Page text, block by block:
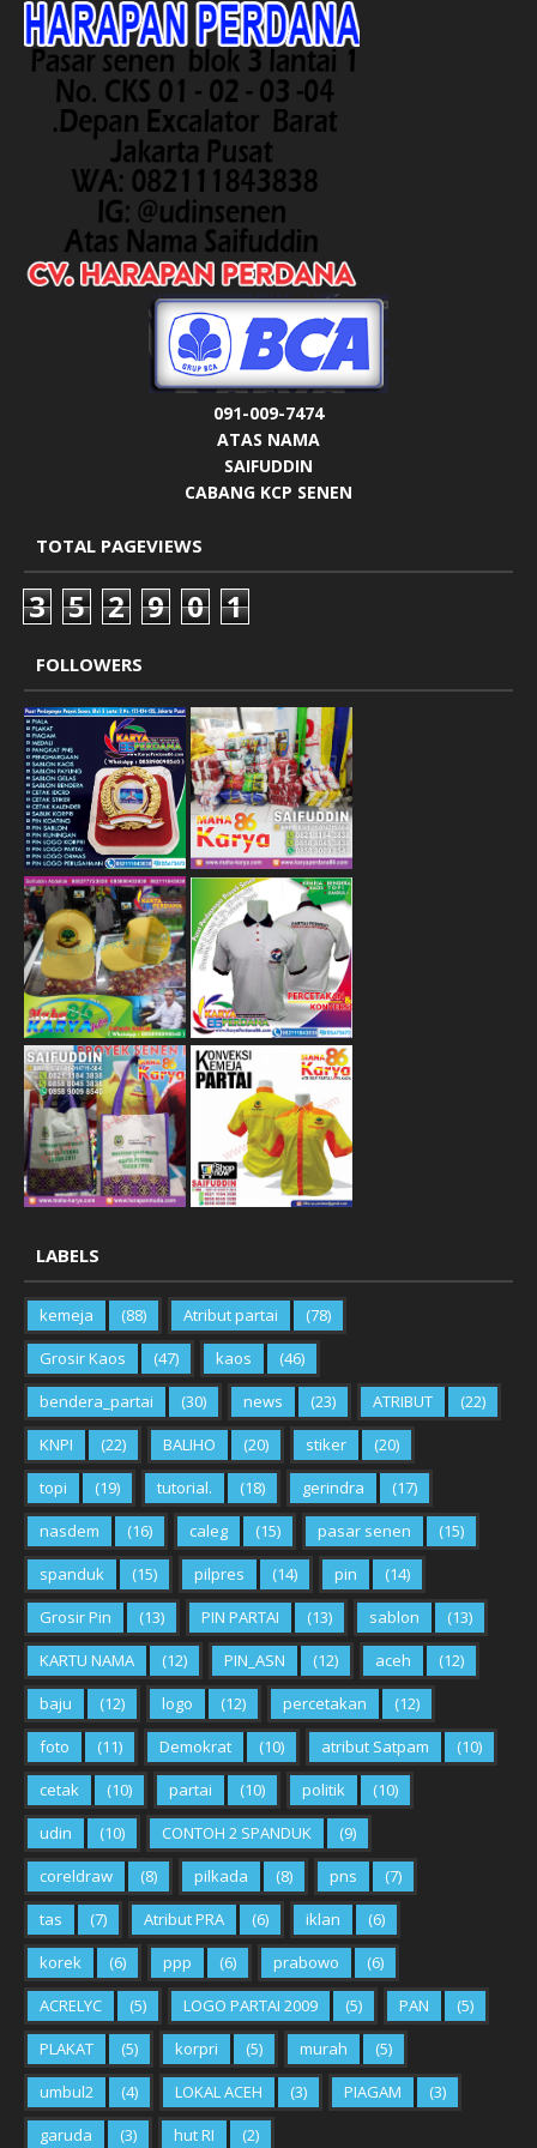
091-009-7474
ATAS NAMA
SAIFUDDIN
CABANG KCP SENEN
TOTAL PAGEVIEWS
3 5 2 9 0 1
FOLLOWERS
LABELS
kemeja (88) Atribut partai
(78)
Grosir Kaos
(47) kaos
(46)
bendera_partai
(30) news (23) ATRIBUT
(22)
KNPI
(22) BALIHO (20) stiker
(20)
topi
(19) tutorial. (18) gerindra
(17)
nasdem
(16) caleg (15) pasar senen
(15)
spanduk
(15) pilpres (14) pin
(14)
Grosir Pin
(13) PIN PARTAI (13) sablon
(13)
KARTU NAMA
(12) PIN_ASN (12) aceh
(12)
baju
(12) logo (12) percetakan
(12)
foto
(11) Demokrat (10) atribut Satpam
(10)
cetak
(10) partai (10) politik
(10)
udin
(10) CONTOH 2 SPANDUK
(9)
coreldraw
(8) pilkada (8) pns
(7)
tas
(7) Atribut PRA (6) iklan
(6)
korek
(6) ppp (6) prabowo
(6)
ACRELYC
(5) LOGO PARTAI 2009 (5) PAN
(5)
PLAKAT
(5) korpri (5) murah
(5)
umbul2
(4) LOKAL ACEH (3) PIAGAM
(3)
garuda
(3) hut RI (2)